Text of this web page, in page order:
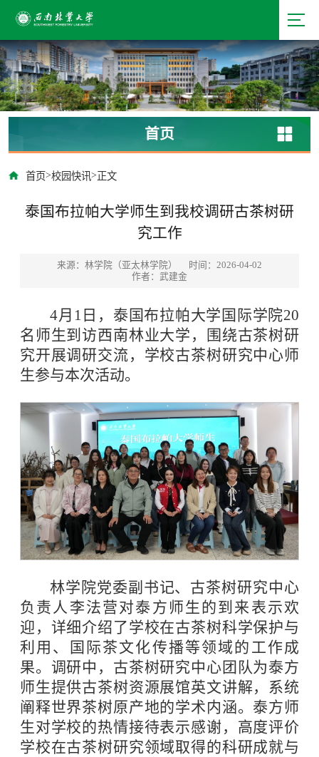
首页
首页>校园快讯>正文
泰国布拉帕大学师生到我校调研古茶树研
究工作
来源：林学院（亚太林学院）
时间：2026-04-02
作者：武建金
4月1日，泰国布拉帕大学国际学院20
名师生到访西南林业大学，围绕古茶树研
究开展调研交流，学校古茶树研究中心师
生参与本次活动。
林学院党委副书记、古茶树研究中心
负责人李法营对泰方师生的到来表示欢
迎，详细介绍了学校在古茶树科学保护与
利用、国际茶文化传播等领域的工作成
果。调研中，古茶树研究中心团队为泰方
师生提供古茶树资源展馆英文讲解，系统
阐释世界茶树原产地的学术内涵。泰方师
生对学校的热情接待表示感谢，高度评价
学校在古茶树研究领域取得的科研成就与